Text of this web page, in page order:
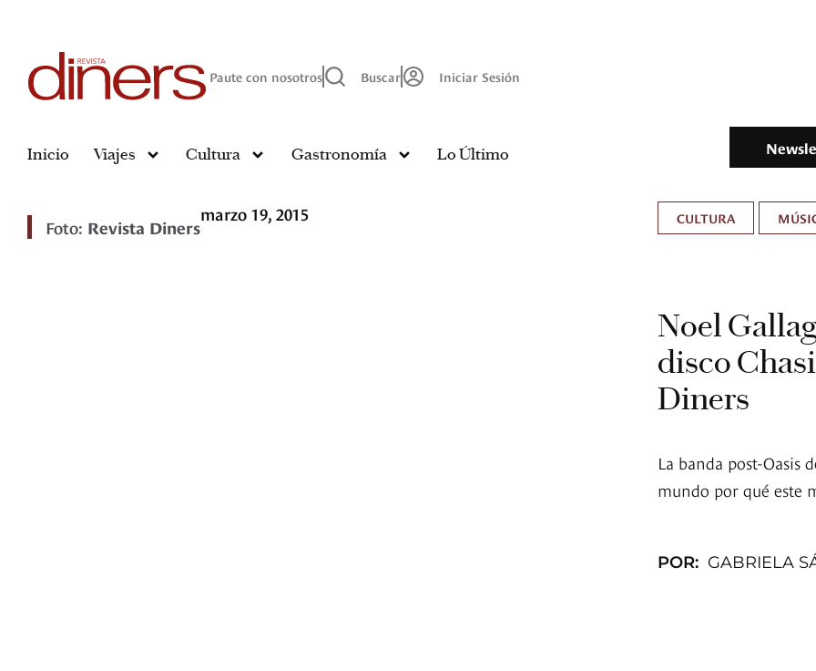
Paute con nosotros Buscar Iniciar Sesión
Inicio Viajes Cultura Gastronomía Lo Último
Foto: Revista Diners
marzo 19, 2015 CULTURA
Noel
disco
Diners
La banda post-Oasis
mundo por qué este
POR: GABRIELA